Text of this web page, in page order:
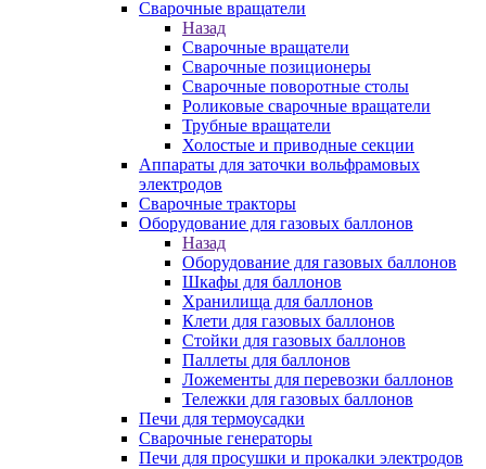
Сварочные вращатели
Назад
Сварочные вращатели
Сварочные позиционеры
Сварочные поворотные столы
Роликовые сварочные вращатели
Трубные вращатели
Холостые и приводные секции
Аппараты для заточки вольфрамовых
электродов
Сварочные тракторы
Оборудование для газовых баллонов
Назад
Оборудование для газовых баллонов
Шкафы для баллонов
Хранилища для баллонов
Клети для газовых баллонов
Стойки для газовых баллонов
Паллеты для баллонов
Ложементы для перевозки баллонов
Тележки для газовых баллонов
Печи для термоусадки
Сварочные генераторы
Печи для просушки и прокалки электродов